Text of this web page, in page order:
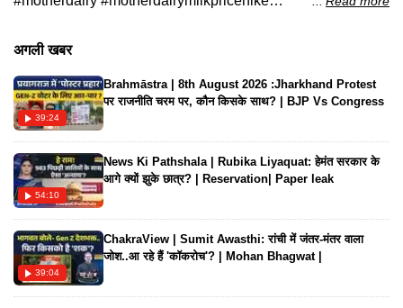
अगली खबर
39:24
Brahmāstra | 8th August 2026 :Jharkhand Protest
पर राजनीति चरम पर, कौन किसके साथ? | BJP Vs Congress
54:10
News Ki Pathshala | Rubika Liyaquat: हेमंत सरकार के
आगे क्यों झुके छात्र? | Reservation| Paper leak
39:04
ChakraView | Sumit Awasthi: रांची में जंतर-मंतर वाला
जोश..आ रहे हैं 'कॉकरोच'? | Mohan Bhagwat |